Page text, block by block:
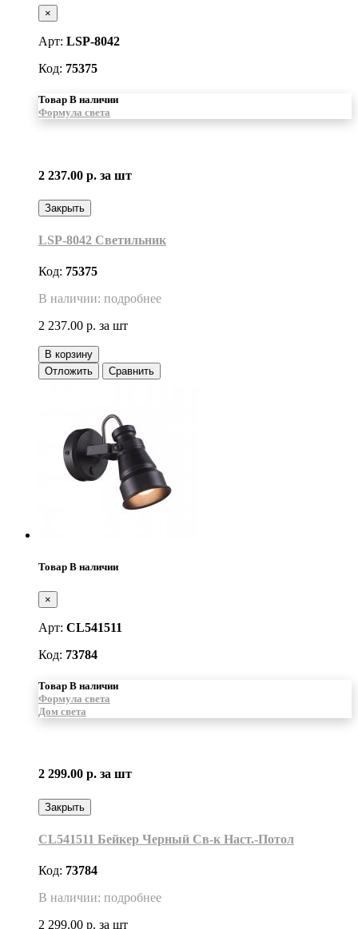
×
Арт: LSP-8042
Код: 75375
Товар В наличии
Формула света
2 237.00 р. за шт
Закрыть
LSP-8042 Светильник
Код: 75375
В наличии: подробнее
2 237.00 р. за шт
В корзину
Отложить
Сравнить
Товар В наличии
×
Арт: CL541511
Код: 73784
Товар В наличии
Формула света
Дом света
2 299.00 р. за шт
Закрыть
CL541511 Бейкер Черный Св-к Наст.-Потол
Код: 73784
В наличии: подробнее
2 299.00 р. за шт